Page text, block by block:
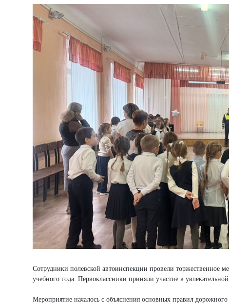
Сотрудники полевской автоинспекции провели торжественное
учебного года. Первоклассники приняли участие в
Мероприятие началось с объяснения основных правил